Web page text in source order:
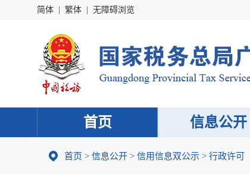
简体 繁体 无障碍浏览
首页 信息公开
首页 > 信息公开 > 信用信息双公示 > 行政许可